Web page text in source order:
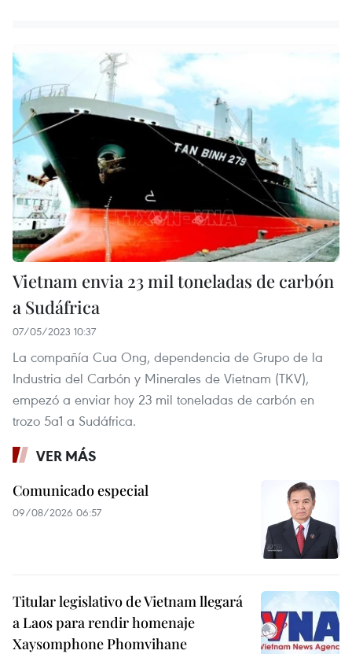
Vietnam envia 23 mil toneladas de carbón
a Sudáfrica
07/05/2023 10:37
La compañía Cua Ong, dependencia de Grupo de la
Industria del Carbón y Minerales de Vietnam (TKV),
empezó a enviar hoy 23 mil toneladas de carbón en
trozo 5a1 a Sudáfrica.
VER MÁS
Comunicado especial
09/08/2026 06:57
Titular legislativo de Vietnam llegará
a Laos para rendir homenaje
Xaysomphone Phomvihane